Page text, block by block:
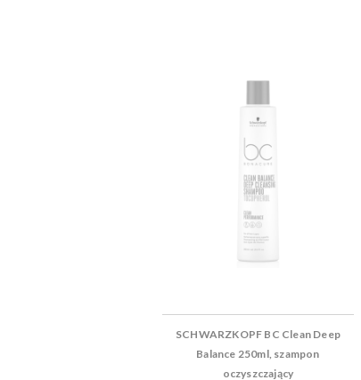
SCHWARZKOPF BC Clean Deep
Balance 250ml, szampon
oczyszczający